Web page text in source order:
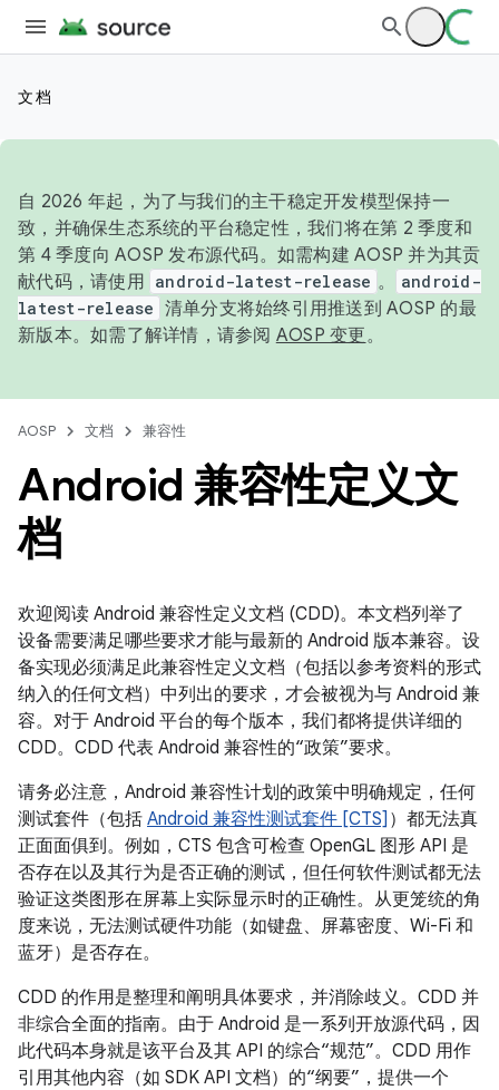
文档
自 2026 年起，为了与我们的主干稳定开发模型保持一
致，并确保生态系统的平台稳定性，我们将在第 2 季度和
第 4 季度向 AOSP 发布源代码。如需构建 AOSP 并为其贡
献代码，请使用 android-latest-release 。
android-
latest-release 清单分支将始终引用推送到 AOSP 的最
新版本。如需了解详情，请参阅 AOSP 变更。
AOSP 文档 兼容性
Android 兼容性定义文
档
欢迎阅读 Android 兼容性定义文档 (CDD)。本文档列举了
设备需要满足哪些要求才能与最新的 Android 版本兼容。设
备实现必须满足此兼容性定义文档（包括以参考资料的形式
纳入的任何文档）中列出的要求，才会被视为与 Android 兼
容。对于 Android 平台的每个版本，我们都将提供详细的
CDD。CDD 代表 Android 兼容性的“政策”要求。
请务必注意，Android 兼容性计划的政策中明确规定，任何
测试套件（包括 Android 兼容性测试套件 [CTS] ）都无法真
正面面俱到。例如，CTS 包含可检查 OpenGL 图形 API 是
否存在以及其行为是否正确的测试，但任何软件测试都无法
验证这类图形在屏幕上实际显示时的正确性。从更笼统的角
度来说，无法测试硬件功能（如键盘、屏幕密度、Wi-Fi 和
蓝牙）是否存在。
CDD 的作用是整理和阐明具体要求，并消除歧义。CDD 并
非综合全面的指南。由于 Android 是一系列开放源代码，因
此代码本身就是该平台及其 API 的综合“规范”。CDD 用作
引用其他内容（如 SDK API 文档）的“纲要”，提供一个